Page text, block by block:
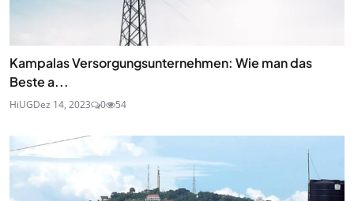
Kampalas Versorgungsunternehmen: Wie man das
Beste a...
HiUGDez 14, 2023 0 54